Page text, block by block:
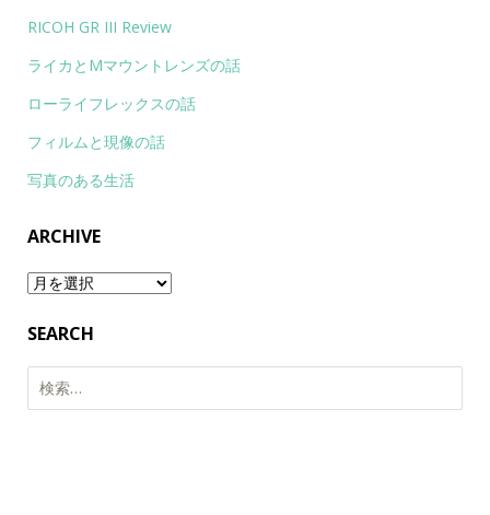
RICOH GR III Review
ライカとMマウントレンズの話
ローライフレックスの話
フィルムと現像の話
写真のある生活
ARCHIVE
Archive
SEARCH
索: